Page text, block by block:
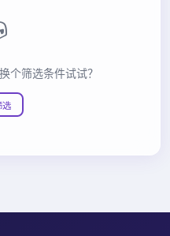
个筛选条件试试？
选